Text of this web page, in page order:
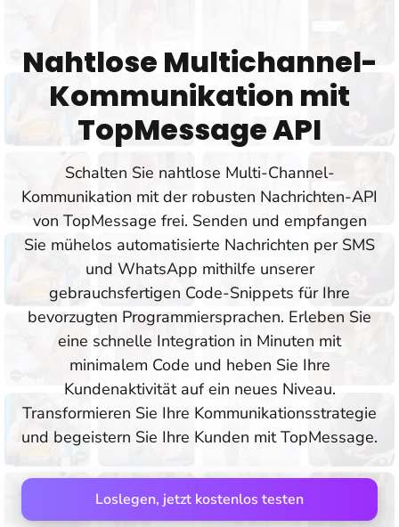
Nahtlose Multichannel-
Kommunikation mit
TopMessage API
Schalten Sie nahtlose Multi-Channel-
Kommunikation mit der robusten Nachrichten-API
von TopMessage frei. Senden und empfangen
Sie mühelos automatisierte Nachrichten per SMS
und WhatsApp mithilfe unserer
gebrauchsfertigen Code-Snippets für Ihre
bevorzugten Programmiersprachen. Erleben Sie
eine schnelle Integration in Minuten mit
minimalem Code und heben Sie Ihre
Kundenaktivität auf ein neues Niveau.
Transformieren Sie Ihre Kommunikationsstrategie
und begeistern Sie Ihre Kunden mit TopMessage.
Loslegen, jetzt kostenlos testen